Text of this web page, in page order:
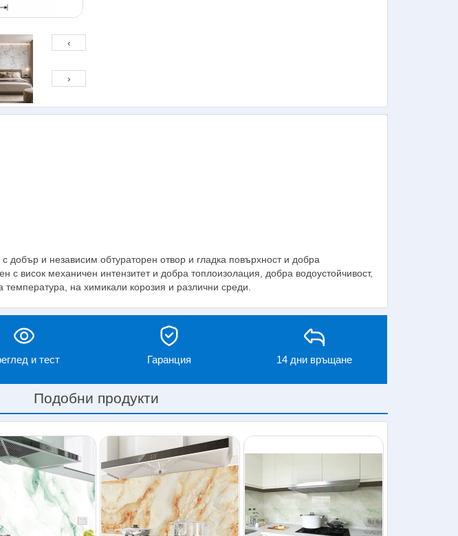
‹
›
добър и независим обтураторен отвор и гладка повърхност и добра
с висок механичен интензитет и добра топлоизолация, добра водоустойчивост,
температура, на химикали корозия и различни среди.
и тест Гаранция 14 дни връщане
Подобни продукти